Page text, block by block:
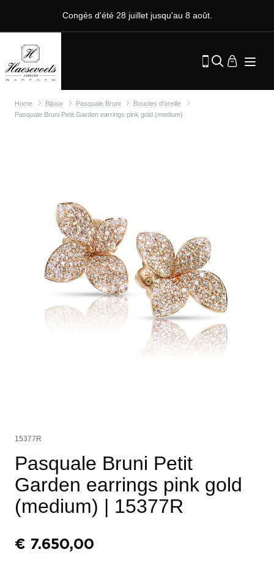
Congés d'été 28 juillet jusqu'au 8 août.
Home Bijoux Pasquale Bruni
Boucles d'oreille
Pasquale Bruni Petit Garden earrings pink gold (medium)
15377R
Pasquale Bruni Petit
Garden earrings pink gold
(medium) | 15377R
€ 7.650,00